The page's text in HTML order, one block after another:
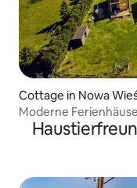
Cottage in Nowa
Moderne